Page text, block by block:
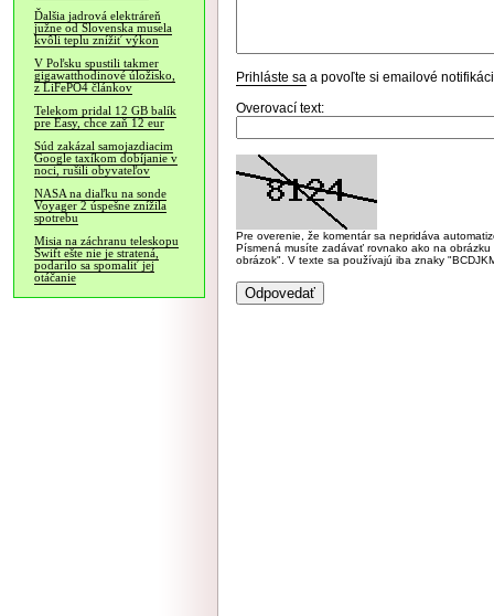
Ďalšia jadrová elektráreň
južne od Slovenska musela
kvôli teplu znížiť výkon
V Poľsku spustili takmer
gigawatthodinové úložisko,
z LiFePO4 článkov
Telekom pridal 12 GB balík
pre Easy, chce zaň 12 eur
Súd zakázal samojazdiacim
Google taxíkom dobíjanie v
noci, rušili obyvateľov
NASA na diaľku na sonde
Voyager 2 úspešne znížila
spotrebu
Misia na záchranu teleskopu
Swift ešte nie je stratená,
podarilo sa spomaliť jej
otáčanie
Prihláste sa a povoľte si emailové
Overovací text:
Pre overenie, že komentár sa nepridáva
Písmená musíte zadávať rovnako ako na
obrázok". V texte sa používajú iba znaky